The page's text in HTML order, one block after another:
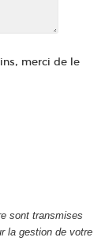
merci de le
sont transmises
la gestion de votre